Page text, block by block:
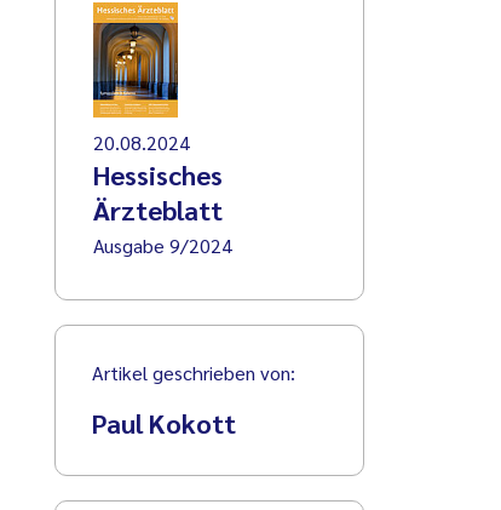
20.08.2024
Hessisches
Ärzteblatt
Ausgabe 9/2024
Artikel geschrieben von:
Paul Kokott